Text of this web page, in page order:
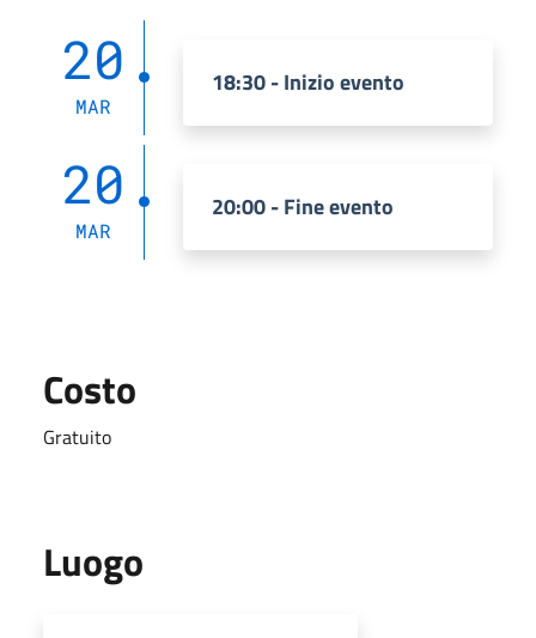
20
MAR
18:30 - Inizio evento
20
MAR
20:00 - Fine evento
Costo
Gratuito
Luogo